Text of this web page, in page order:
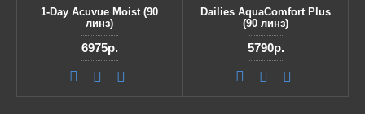
1-Day Acuvue Moist (90
линз)
6975р.
Dailies AquaComfort Plus
(90 линз)
5790р.